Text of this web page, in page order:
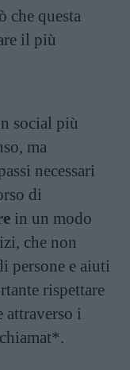
che questa
il più
social più
ma
necessari
di
in un modo
che non
persone e aiuti
rispettare
attraverso i